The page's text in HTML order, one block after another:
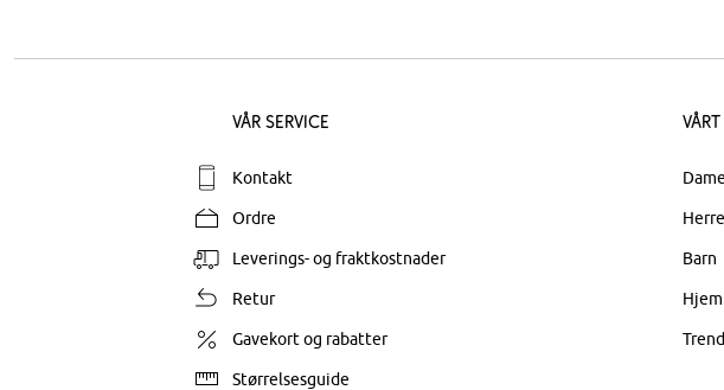
Vår service
Kontakt
Ordre
Leverings- og fraktkostnader
Retur
Gavekort og rabatter
Størrelsesguide
Dame
Herre
Barn
Hjem